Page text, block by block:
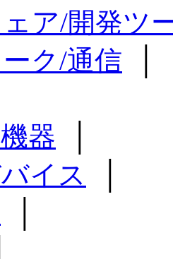
ア/開発ツ
ク/通信
器
イス